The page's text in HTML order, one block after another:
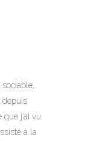
depuis
j’ai vu
à la